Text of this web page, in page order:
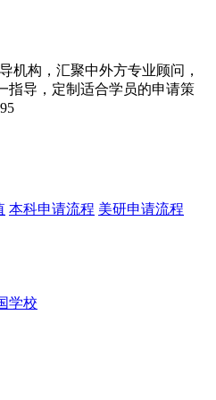
机构，汇聚中外方专业顾问，
指导，定制适合学员的申请策
本科申请流程 美研申请流程
学校